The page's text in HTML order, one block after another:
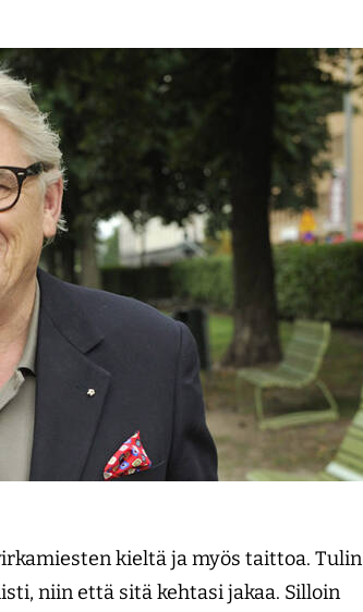
kieltä ja myös taittoa. Tulin
niin että sitä kehtasi jakaa. Silloin